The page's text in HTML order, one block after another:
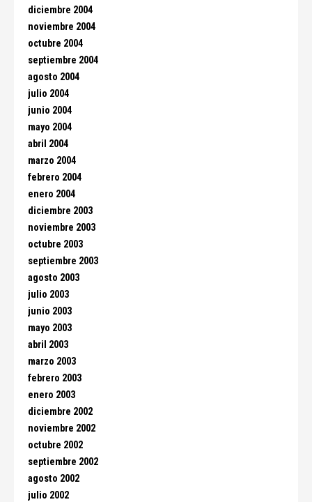
diciembre 2004
noviembre 2004
octubre 2004
septiembre 2004
agosto 2004
julio 2004
junio 2004
mayo 2004
abril 2004
marzo 2004
febrero 2004
enero 2004
diciembre 2003
noviembre 2003
octubre 2003
septiembre 2003
agosto 2003
julio 2003
junio 2003
mayo 2003
abril 2003
marzo 2003
febrero 2003
enero 2003
diciembre 2002
noviembre 2002
octubre 2002
septiembre 2002
agosto 2002
julio 2002